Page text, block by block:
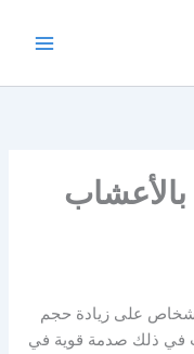
على زيادة حجم
في ذلك صدمة قوية في